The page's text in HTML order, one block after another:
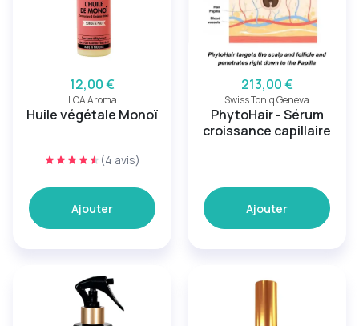
12,00 €
LCA Aroma
Huile végétale Monoï
(4 avis)
Ajouter
213,00 €
Swiss Toniq Geneva
PhytoHair - Sérum
croissance capillaire
Ajouter